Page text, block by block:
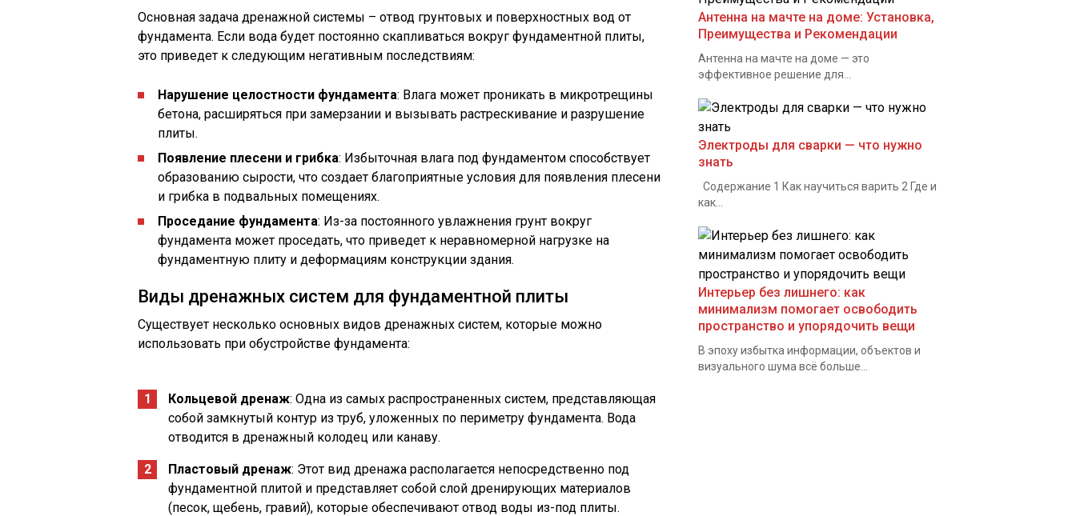
Основная задача дренажной системы – отвод грунтовых и поверхностных вод от
фундамента. Если вода будет постоянно скапливаться вокруг фундаментной плиты,
это приведет к следующим негативным последствиям:
Нарушение целостности фундамента: Влага может проникать в микротрещины
бетона, расширяться при замерзании и вызывать растрескивание и разрушение
плиты.
Появление плесени и грибка: Избыточная влага под фундаментом способствует
образованию сырости, что создает благоприятные условия для появления плесени
и грибка в подвальных помещениях.
Проседание фундамента: Из-за постоянного увлажнения грунт вокруг
фундамента может проседать, что приведет к неравномерной нагрузке на
фундаментную плиту и деформациям конструкции здания.
Виды дренажных систем для фундаментной плиты
Существует несколько основных видов дренажных систем, которые можно
использовать при обустройстве фундамента:
Кольцевой дренаж: Одна из самых распространенных систем, представляющая
собой замкнутый контур из труб, уложенных по периметру фундамента. Вода
отводится в дренажный колодец или канаву.
Пластовый дренаж: Этот вид дренажа располагается непосредственно под
фундаментной плитой и представляет собой слой дренирующих материалов
(песок, щебень, гравий), которые обеспечивают отвод воды из-под плиты.
Антенна на мачте на доме: Установка,
Преимущества и Рекомендации
Антенна на мачте на доме — это
эффективное решение для...
Электроды для сварки — что нужно
знать
Содержание 1 Как научиться варить 2 Где и
как...
Интерьер без лишнего: как
минимализм помогает освободить
пространство и упорядочить вещи
В эпоху избытка информации, объектов и
визуального шума всё больше...